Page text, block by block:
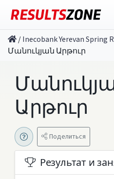
/Inecobank Yerevan Spring
Մանուկյան Արթուր
Արթուր
Поделиться
Результат и